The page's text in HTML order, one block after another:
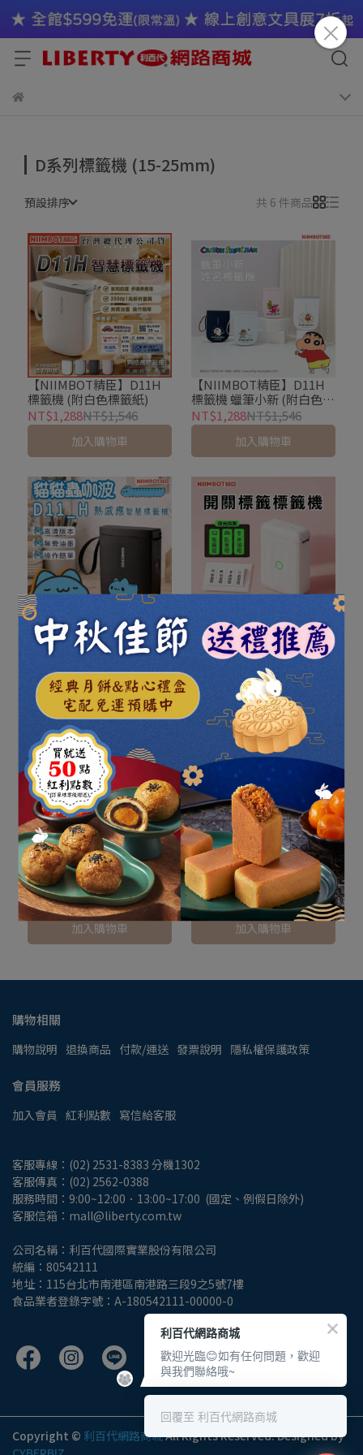
D系列標籤機 (15-25mm)
預設排序 共 6 件商品
【NIIMBOT精臣】D11H
標籤機 (附白色標籤紙)
NT$1,288NT$1,546
加入購物車
【NIIMBOT精臣】D11H
標籤機 蠟筆小新 (附白色標
籤紙)
NT$1,288NT$1,546
加入購物車
【NIIMBOT精臣】D11H
標籤機 咖波 (附白色標籤
NT$1,288NT$1,546
加入購物車
【NIIMBOT精臣】D110M
標籤機 (附白色標籤紙)
NT$1,088NT$1,306
加入購物車
【NIIMBOT精臣】D110M
標籤機 蠟筆小新 (附白色標
籤紙)
NT$1,088NT$1,306
加入購物車
【NIIMBOT精臣】D101標
籤機 白色 (附白色標籤紙)
NT$1,588NT$1,906
加入購物車
購物相關
購物說明 退換商品 付款/運送 發票說明 隱私權保護政策
會員服務
加入會員 紅利點數 寫信給客服
客服專線：(02) 2531-8383 分機1302
客服傳真：(02) 2562-0388
服務時間：9:00~12:00．13:00~17:00  (國定、例假日除外)
客服信箱：mall@liberty.com.tw
公司名稱：利百代國際實業股份有限公司
統編：80542111
地址：115台北市南港區南港路三段9之5號7樓
食品業者登錄字號：A-180542111-00000-0
Copyright © 利百代網路商城All Rights Reserved.Designed by
利百代網路商城
歡迎光臨😊如有任何問題，歡迎
與我們聯絡哦~
回覆至 利百代網路商城